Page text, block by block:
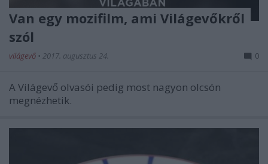
Van egy mozifilm, ami Világevőkről
szól
világevő • 2017. augusztus 24. 0
A Világevő olvasói pedig most nagyon olcsón
megnézhetik.